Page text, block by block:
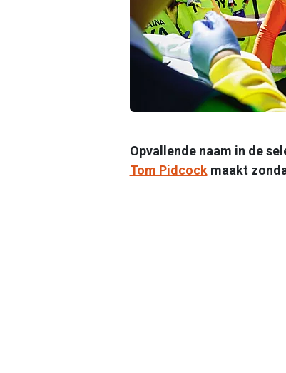
Opvallende naam in de
Tom Pidcockmaakt